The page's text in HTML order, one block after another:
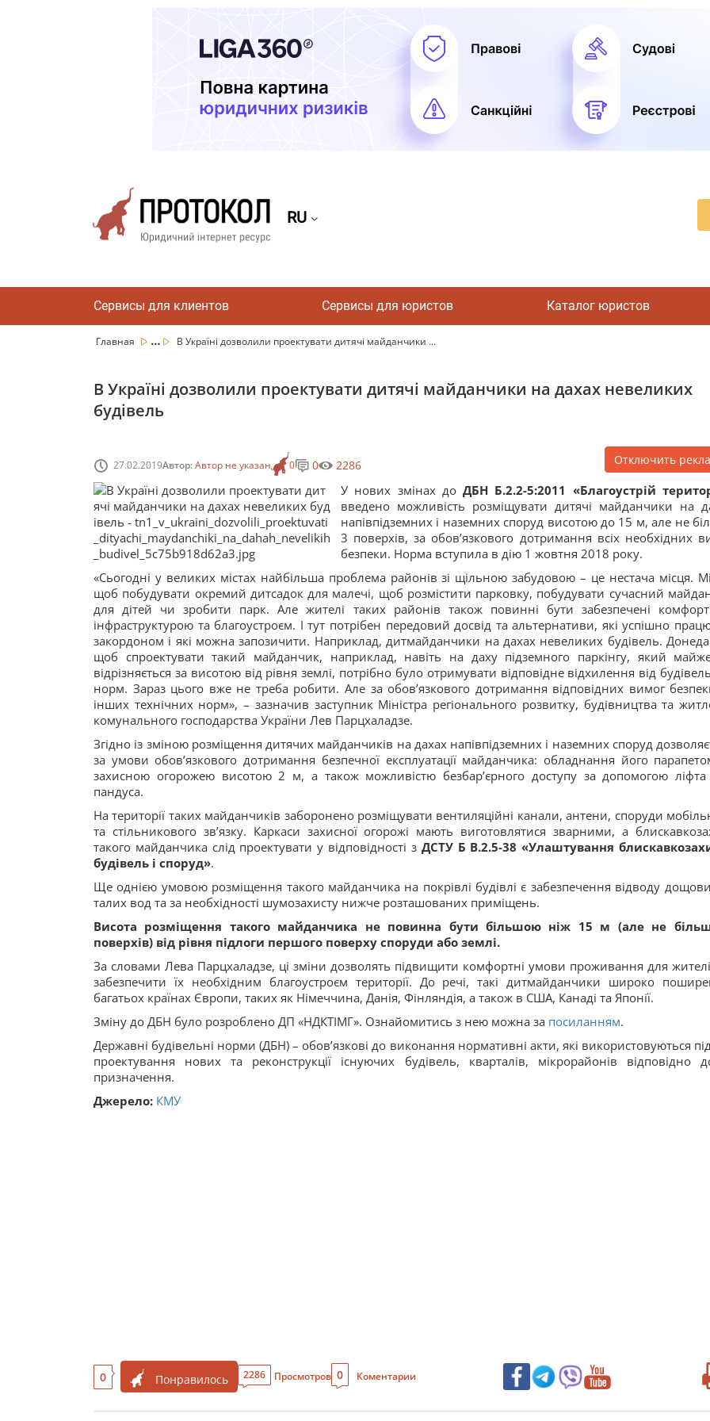
RU
Сервисы для клиентов Сервисы для юристов Каталог юристов
Главная ... В Україні дозволили проектувати дитячі майданчики ...
В Україні дозволили проектувати дитячі майданчики на дахах невеликих
будівель
27.02.2019Автор:Автор не указан 0 0 2286 Отключить
У нових змінах доДБН Б.2.2-5:2011 «Благоустрій
введено можливість розміщувати дитячі майданчики на
напівпідземних і наземних споруд висотою до 15 м, але не
3 поверхів, за обов’язкового дотримання всіх необхідних
безпеки. Норма вступила в дію 1 жовтня 2018 року.
«Сьогодні у великих містах найбільша проблема районів зі щільною забудовою – це нестача місця.
щоб побудувати окремий дитсадок для малечі, щоб розмістити парковку, побудувати сучасний
для дітей чи зробити парк. Але жителі таких районів також повинні бути забезпечені
інфраструктурою та благоустроєм. І тут потрібен передовий досвід та альтернативи, які успішно
закордоном і які можна запозичити. Наприклад, дитмайданчики на дахах невеликих будівель.
щоб спроектувати такий майданчик, наприклад, навіть на даху підземного паркінгу, який
відрізняється за висотою від рівня землі, потрібно було отримувати відповідне відхилення від
норм. Зараз цього вже не треба робити. Але за обов’язкового дотримання відповідних вимог
інших технічних норм», – зазначив заступник Міністра регіонального розвитку, будівництва та
комунального господарства України Лев Парцхаладзе.
Згідно із зміною розміщення дитячих майданчиків на дахах напівпідземних і наземних споруд
за умови обов’язкового дотримання безпечної експлуатації майданчика: обладнання його
захисною огорожею висотою 2 м, а також можливістю безбар’єрного доступу за допомогою
пандуса.
На території таких майданчиків заборонено розміщувати вентиляційні канали, антени, споруди
та стільникового зв’язку. Каркаси захисної огорожі мають виготовлятися зварними, а
такого майданчика слід проектувати у відповідності з ДСТУ Б В.2.5-38 «Улаштування
будівель і споруд».
Ще однією умовою розміщення такого майданчика на покрівлі будівлі є забезпечення відводу
талих вод та за необхідності шумозахисту нижче розташованих приміщень.
Висота розміщення такого майданчика не повинна бути більшою ніж 15 м (але не
поверхів) від рівня підлоги першого поверху споруди або землі.
За словами Лева Парцхаладзе, ці зміни дозволять підвищити комфортні умови проживання для
забезпечити їх необхідним благоустроєм території. До речі, такі дитмайданчики широко
багатьох країнах Європи, таких як Німеччина, Данія, Фінляндія, а також в США, Канаді та Японії.
Зміну до ДБН було розроблено ДП «НДКТІМГ». Ознайомитись з нею можна за посиланням.
Державні будівельні норми (ДБН) – обов’язкові до виконання нормативні акти, які використовуються
проектування нових та реконструкції існуючих будівель, кварталів, мікрорайонів відповідно
призначення.
Джерело: КМУ
0 Понравилось 2286 Просмотров 0 Коментарии